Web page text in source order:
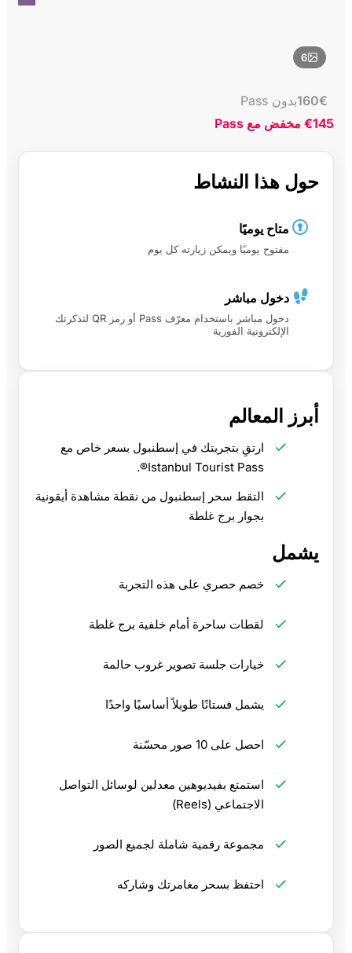
6
€
160بدون Pass
€145 مخفض مع Pass
حول هذا النشاط
متاح يوميًا
مفتوح يوميًا ويمكن زيارته كل يوم
دخول مباشر
دخول مباشر باستخدام معرّف Pass أو رمز QR لتذكرتك
الإلكترونية الفورية
أبرز المعالم
ارتقِ بتجربتك في إسطنبول بسعر خاص مع
Istanbul Tourist Pass®.
التقط سحر إسطنبول من نقطة مشاهدة أيقونية
بجوار برج غلطة
يشمل
خصم حصري على هذه التجربة
لقطات ساحرة أمام خلفية برج غلطة
خيارات جلسة تصوير غروب حالمة
يشمل فستانًا طويلاً أساسيًا واحدًا
احصل على 10 صور محسّنة
استمتع بفيديوهين معدلين لوسائل التواصل
الاجتماعي (Reels)
مجموعة رقمية شاملة لجميع الصور
احتفظ بسحر مغامرتك وشاركه